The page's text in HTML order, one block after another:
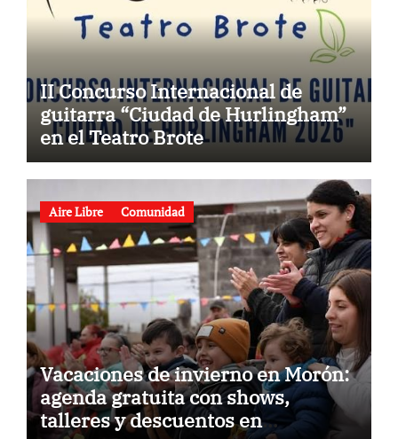
II Concurso Internacional de
guitarra “Ciudad de Hurlingham”
en el Teatro Brote
Aire Libre Comunidad
Vacaciones de invierno en Morón:
agenda gratuita con shows,
talleres y descuentos en